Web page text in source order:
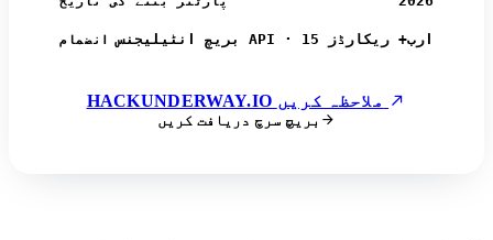
انضمام بریچ انٹیلیجنس API · 15 ارب+ ریکارڈز
بریچ سرچ دریافت کریں